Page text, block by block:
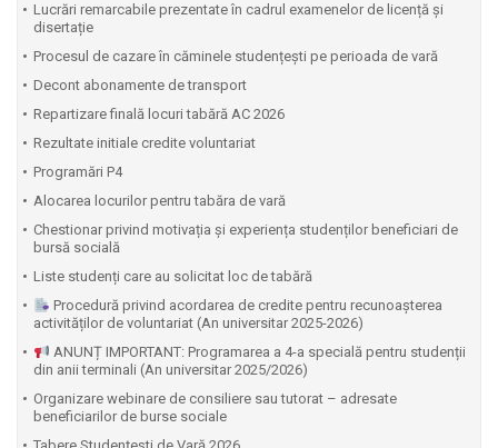
Lucrări remarcabile prezentate în cadrul examenelor de licență și
disertație
Procesul de cazare în căminele studențești pe perioada de vară
Decont abonamente de transport
Repartizare finală locuri tabără AC 2026
Rezultate initiale credite voluntariat
Programări P4
Alocarea locurilor pentru tabăra de vară
Chestionar privind motivația și experiența studenților beneficiari de
bursă socială
Liste studenți care au solicitat loc de tabără
Procedură privind acordarea de credite pentru recunoașterea
activităților de voluntariat (An universitar 2025-2026)
ANUNȚ IMPORTANT: Programarea a 4-a specială pentru studenții
din anii terminali (An universitar 2025/2026)
Organizare webinare de consiliere sau tutorat – adresate
beneficiarilor de burse sociale